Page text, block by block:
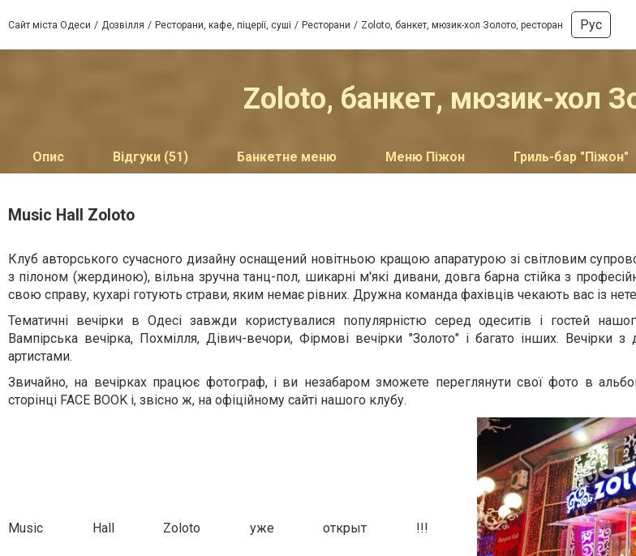
Сайт міста Одеси Дозвілля Ресторани, кафе, піцерії, суші Ресторани Zoloto, банкет, мюзик-хол Золото, ресторан Рус
Zoloto, банкет, мюзик-хол
Опис Відгуки (51) Банкетне меню Меню Піжон Гриль-бар "Піжон"
Music Hall Zoloto
Клуб авторського сучасного дизайну оснащений новітньою кращою апаратурою зі світловим
з пілоном (жердиною), вільна зручна танц-пол, шикарні м'які дивани, довга барна стійка з
свою справу, кухарі готують страви, яким немає рівних. Дружна команда фахівців чекають вас із
Тематичні вечірки в Одесі завжди користувалися популярністю серед одеситів і гостей
Вампірська вечірка, Похмілля, Дівич-вечори, Фірмові вечірки "Золото" і багато інших. Вечірки
артистами.
Звичайно, на вечірках працює фотограф, і ви незабаром зможете переглянути свої фото в
сторінці FACE BOOK і, звісно ж, на офіційному сайті нашого клубу.
Music Hall Zoloto уже открыт !!!